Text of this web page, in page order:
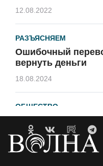
12.08.2022
РАЗЪЯСНЯЕМ
Ошибочный
вернуть деньги
18.08.2024
ОБЩЕСТВО
21.04.2023